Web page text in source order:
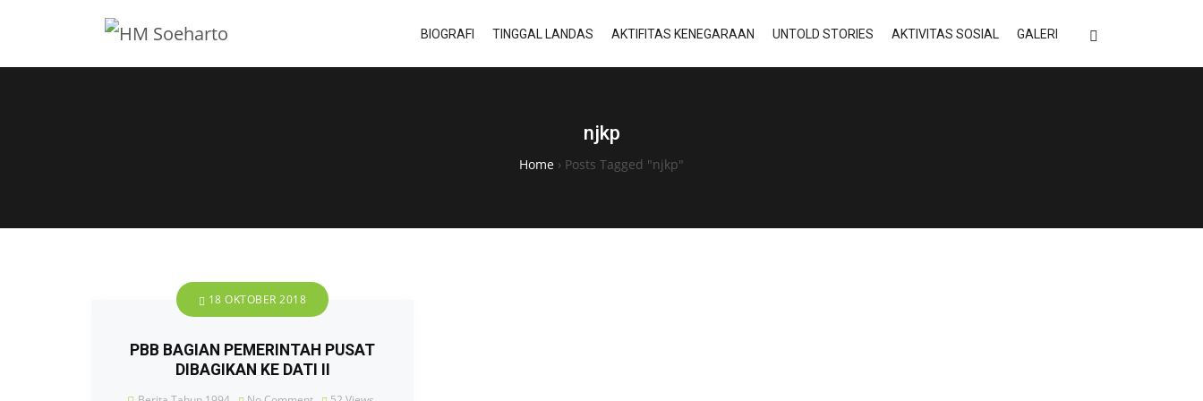
BIOGRAFI TINGGAL LANDAS AKTIFITAS KENEGARAAN UNTOLD STORIES AKTIVITAS SOSIAL GALERI
njkp
Home › Posts Tagged "njkp"
18 OKTOBER 2018
PBB BAGIAN PEMERINTAH PUSAT
DIBAGIKAN KE DATI II